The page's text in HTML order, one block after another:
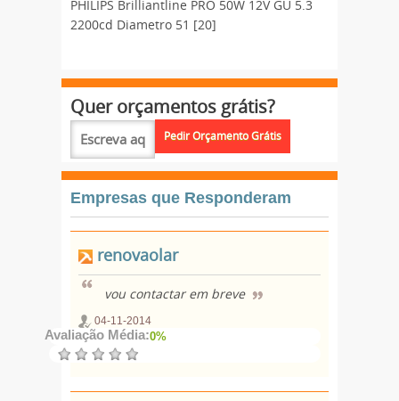
PHILIPS Brilliantline PRO 50W 12V GU 5.3
2200cd Diametro 51 [20]
Quer orçamentos grátis?
Empresas que Responderam
renovaolar
vou contactar em breve
04-11-2014
Avaliação Média:0%